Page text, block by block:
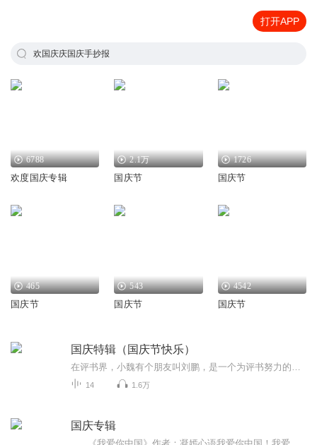
打开APP
欢国庆庆国庆手抄报
6788
欢度国庆专辑
2.1万
国庆节
1726
国庆节
465
国庆节
543
国庆节
4542
国庆节
国庆特辑（国庆节快乐）
14 1.6万
国庆专辑